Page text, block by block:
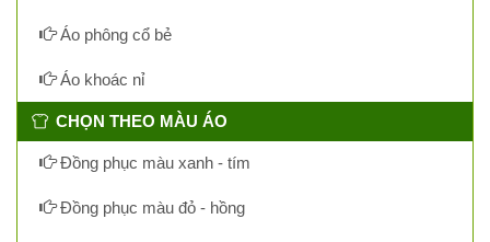
Áo phông cổ bẻ
Áo khoác nỉ
CHỌN THEO MÀU ÁO
Đồng phục màu xanh - tím
Đồng phục màu đỏ - hồng